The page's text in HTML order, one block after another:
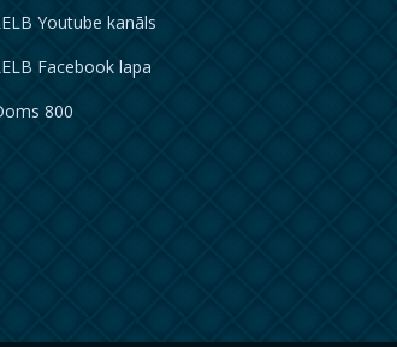
Youtube kanāls
Facebook lapa
800